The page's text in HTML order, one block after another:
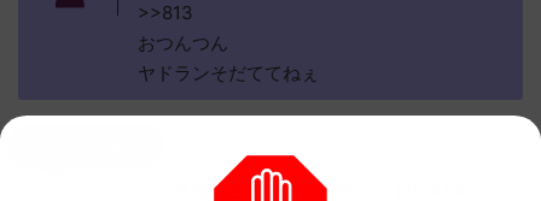
>>813
おつんつん
ヤドランそだててねぇ
名無しさん、君に決めた！ (ﾜｯﾁｮｲW